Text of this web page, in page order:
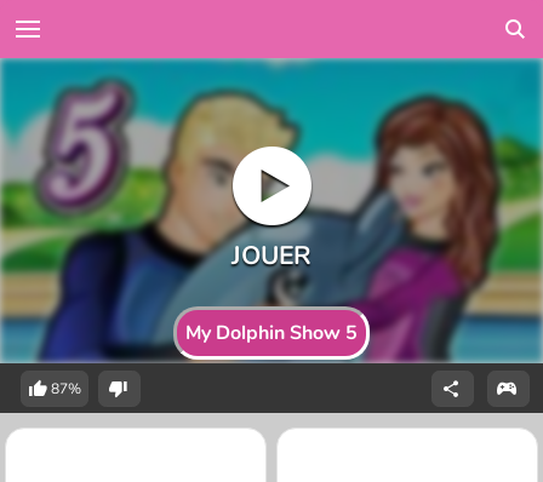
My Dolphin Show 5
87%